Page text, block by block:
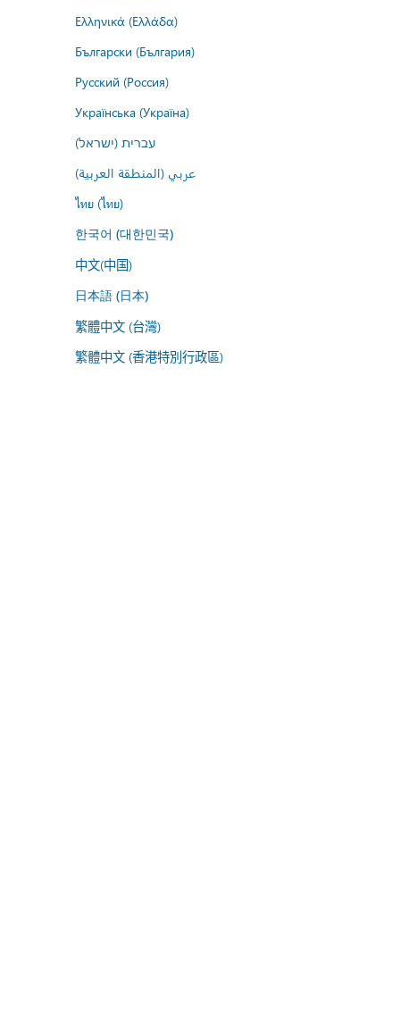
Ελληνικά (Ελλάδα)
Български (България)
Русский (Россия)
Українська (Україна)
עברית (ישראל)
عربي (المنطقة العربية)
ไทย (ไทย)
한국어 (대한민국)
中文(中国)
日本語 (日本)
繁體中文 (台灣)
繁體中文 (香港特別行政區)